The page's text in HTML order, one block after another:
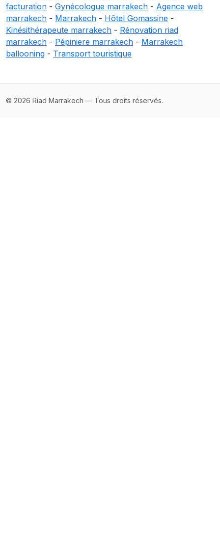
facturation - Gynécologue marrakech - Agence web
marrakech - Marrakech - Hôtel Gomassine -
Kinésithérapeute marrakech - Rénovation riad
marrakech - Pépiniere marrakech - Marrakech
ballooning - Transport touristique
© 2026 Riad Marrakech — Tous droits réservés.